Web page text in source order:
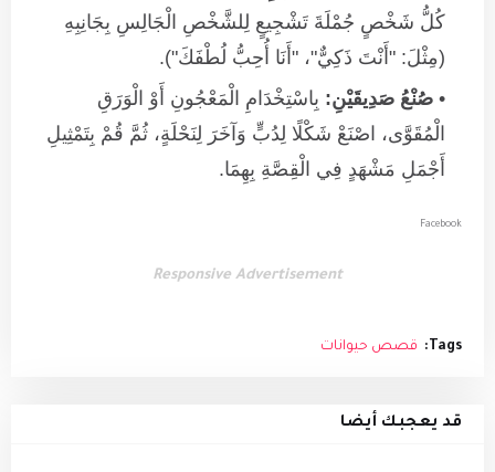
كُلُّ شَخْصٍ جُمْلَةَ تَشْجِيعٍ لِلشَّخْصِ الْجَالِسِ بِجَانِبِهِ
(مِثْلَ: "أَنْتَ ذَكِيٌّ"، "أَنَا أُحِبُّ لُطْفَكَ").
صُنْعُ صَدِيقَيْنِ: بِاسْتِخْدَامِ الْمَعْجُونِ أَوْ الْوَرَقِ
الْمُقَوَّى، اصْنَعْ شَكْلًا لِدُبٍّ وَآخَرَ لِنَحْلَةٍ، ثُمَّ قُمْ بِتَمْثِيلِ
أَجْمَلِ مَشْهَدٍ فِي الْقِصَّةِ بِهِمَا.
Facebook
Responsive Advertisement
Tags: قصص حيوانات
قد يعجبك أيضا